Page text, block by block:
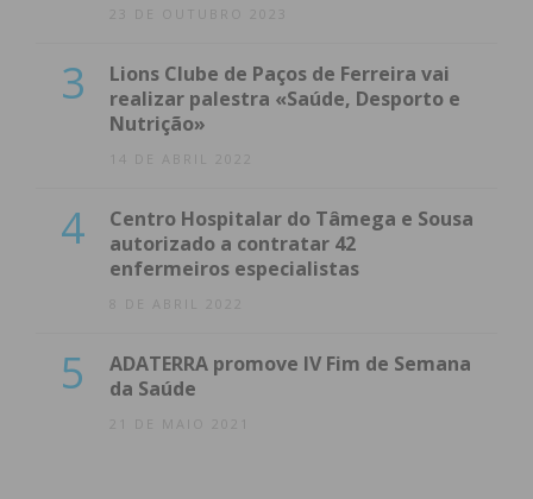
23 DE OUTUBRO 2023
3
Lions Clube de Paços de Ferreira vai
realizar palestra «Saúde, Desporto e
Nutrição»
14 DE ABRIL 2022
4
Centro Hospitalar do Tâmega e Sousa
autorizado a contratar 42
enfermeiros especialistas
8 DE ABRIL 2022
5
ADATERRA promove IV Fim de Semana
da Saúde
21 DE MAIO 2021